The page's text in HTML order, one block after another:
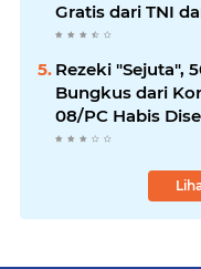
Gratis dari TNI
Rezeki "Sejuta",
Bungkus dari
08/PC Habis
Pantai Cermin